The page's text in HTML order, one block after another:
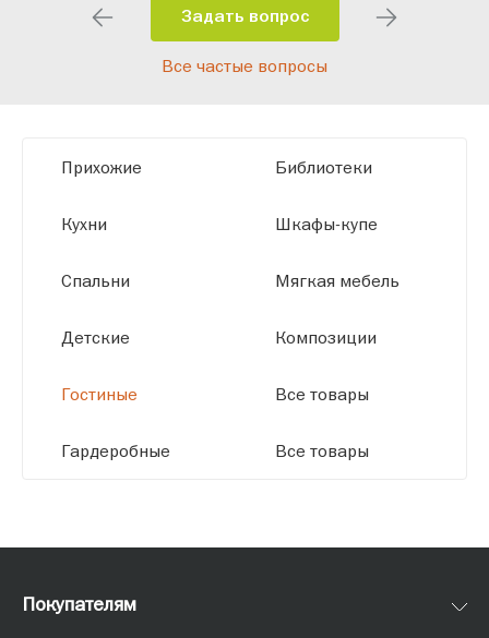
помещения и личные пожелания.
Благодаря современному
высокотехнологичному оборудованию
размерам.
Задать вопрос
Все частые вопросы
Прихожие
Кухни
Спальни
Детские
Гостиные
Гардеробные
Библиотеки
Шкафы-купе
Мягкая мебель
Композиции
Все товары
Все товары
Покупателям